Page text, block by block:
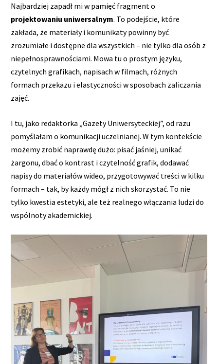
Najbardziej zapadł mi w pamięć fragment o
projektowaniu uniwersalnym. To podejście, które
zakłada, że materiały i komunikaty powinny być
zrozumiałe i dostępne dla wszystkich – nie tylko dla osób z
niepełnosprawnościami. Mowa tu o prostym języku,
czytelnych grafikach, napisach w filmach, różnych
formach przekazu i elastyczności w sposobach zaliczania
zajęć.
I tu, jako redaktorka „Gazety Uniwersyteckiej”, od razu
pomyślałam o komunikacji uczelnianej. W tym kontekście
możemy zrobić naprawdę dużo: pisać jaśniej, unikać
żargonu, dbać o kontrast i czytelność grafik, dodawać
napisy do materiałów wideo, przygotowywać treści w kilku
formach – tak, by każdy mógł z nich skorzystać. To nie
tylko kwestia estetyki, ale też realnego włączania ludzi do
wspólnoty akademickiej.